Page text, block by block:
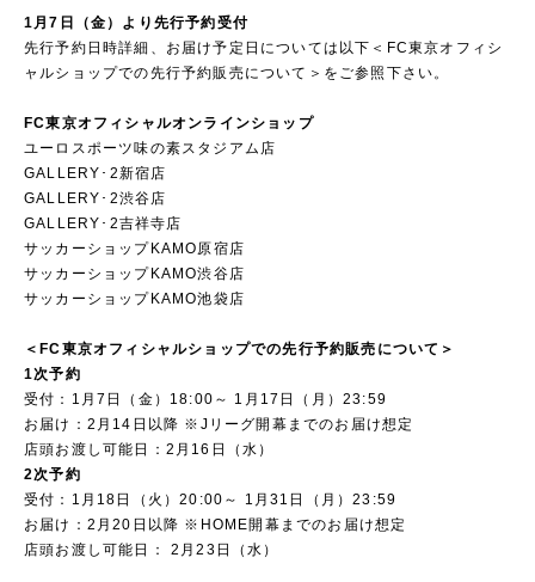
1月7日（金）より先行予約受付
先行予約日時詳細、お届け予定日については以下＜FC東京オフィシ
ャルショップでの先行予約販売について＞をご参照下さい。
FC東京オフィシャルオンラインショップ
ユーロスポーツ味の素スタジアム店
GALLERY･2新宿店
GALLERY･2渋谷店
GALLERY･2吉祥寺店
サッカーショップKAMO原宿店
サッカーショップKAMO渋谷店
サッカーショップKAMO池袋店
＜FC東京オフィシャルショップでの先行予約販売について＞
1次予約
受付：1月7日（金）18:00～ 1月17日（月）23:59
お届け：2月14日以降 ※Jリーグ開幕までのお届け想定
店頭お渡し可能日：2月16日（水）
2次予約
受付：1月18日（火）20:00～ 1月31日（月）23:59
お届け：2月20日以降 ※HOME開幕までのお届け想定
店頭お渡し可能日： 2月23日（水）